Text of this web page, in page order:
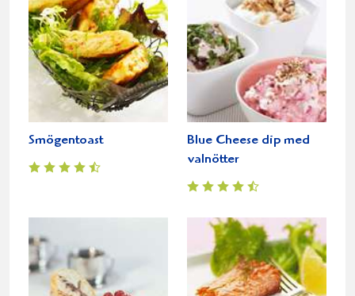
Smögentoast
Blue Cheese dip med
valnötter